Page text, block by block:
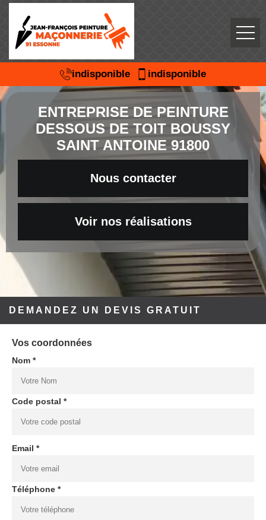
indisponible indisponible
ENTREPRISE DE PEINTURE
DESSOUS DE TOIT BOUSSY
SAINT ANTOINE 91800
Nous contacter
Voir nos réalisations
DEMANDEZ UN DEVIS GRATUIT
Vos coordonnées
Nom *
Code postal *
Email *
Téléphone *